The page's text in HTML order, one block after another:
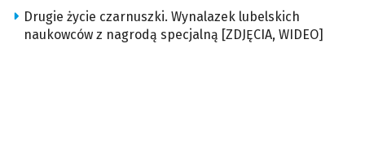
Drugie życie czarnuszki. Wynalazek lubelskich
naukowców z nagrodą specjalną [ZDJĘCIA, WIDEO]